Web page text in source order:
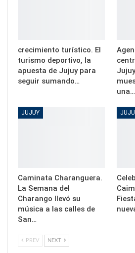
crecimiento turístico. El
turismo deportivo, la
apuesta de Jujuy para
seguir sumando…
una…
JUJUY
Caminata Charanguera.
La Semana del
Charango llevó su
música a las calles de
San…
PREV NEXT